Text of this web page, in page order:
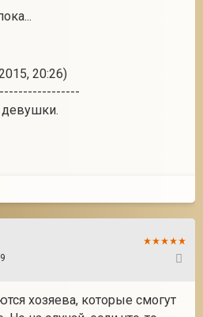
20:26)
хозяева, которые смогут